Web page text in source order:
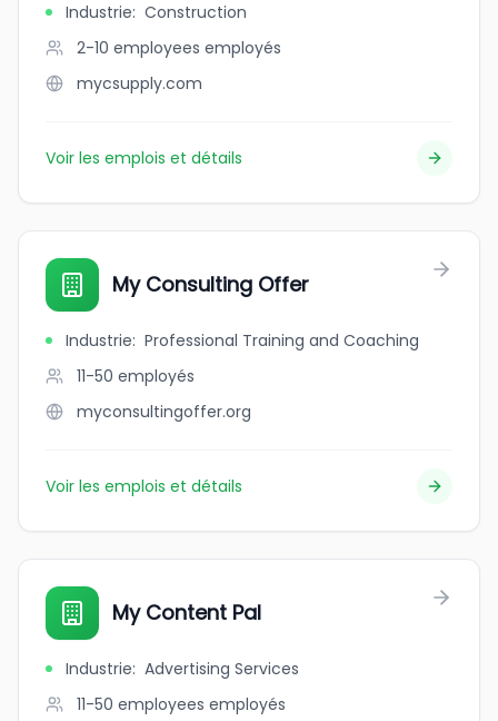
Industrie: Construction
2-10 employees employés
mycsupply.com
Voir les emplois et détails
My Consulting Offer
Industrie: Professional Training and Coaching
11-50 employés
myconsultingoffer.org
Voir les emplois et détails
My Content Pal
Industrie: Advertising Services
11-50 employees employés